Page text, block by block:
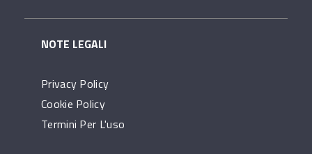
NOTE LEGALI
Privacy Policy
Cookie Policy
Termini Per L'uso